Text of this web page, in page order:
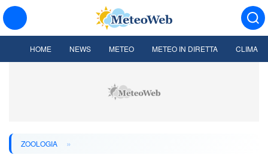
HOME NEWS METEO METEO IN DIRETTA CLIMA
ZOOLOGIA »